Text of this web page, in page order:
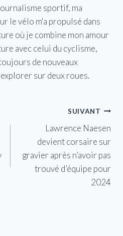
sportif, ma
le vélo m'a propulsé dans
où je combine mon amour
avec celui du cyclisme,
de nouveaux
sur deux roues.
SUIVANT
Lawrence Naesen
devient corsaire sur
gravier après n’avoir pas
trouvé d’équipe pour
2024